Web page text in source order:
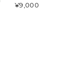
¥9,000